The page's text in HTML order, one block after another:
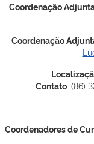
Coordenação
Coordenação
Contato: (86)
Coordenadores de